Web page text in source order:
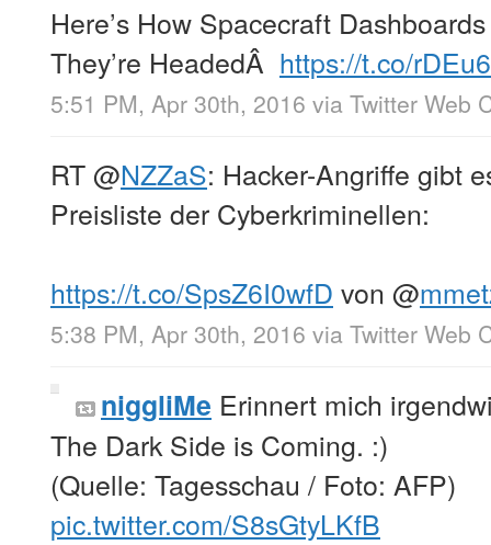
Here’s How Spacecraft
They’re HeadedÂ https://t.co/
5:51 PM, Apr 30th, 2016 via Twitter Web
RT@NZZaS: Hacker-Angriffe gibt
Preisliste der Cyberkriminellen:
https://t.co/SpsZ6I0wfD von @
5:38 PM, Apr 30th, 2016 via Twitter Web
niggliMe Erinnert mich
The Dark Side is Coming. :)
(Quelle: Tagesschau / Foto: AFP)
pic.twitter.com/S8sGtyLKfB